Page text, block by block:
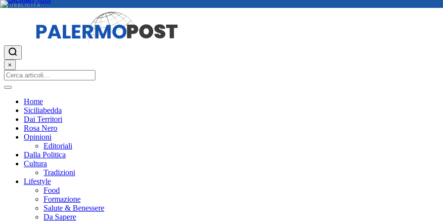
PUBBLICITÀ
×
Home
Siciliabedda
Dai Territori
Rosa Nero
Opinioni
Editoriali
Dalla Politica
Cultura
Tradizioni
Lifestyle
Food
Formazione
Salute & Benessere
Da Sapere